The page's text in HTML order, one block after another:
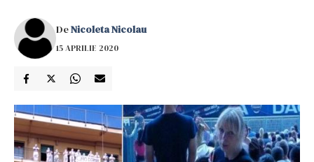
DeNicoleta Nicolau
15 APRILIE 2020